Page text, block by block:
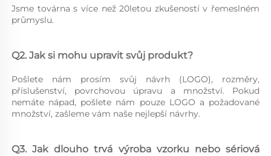
Jsme továrna s více než 20letou zkušeností v řemeslném
průmyslu.
Q2. Jak si mohu upravit svůj produkt?
Pošlete nám prosím svůj návrh (LOGO), rozměry,
příslušenství, povrchovou úpravu a množství. Pokud
nemáte nápad, pošlete nám pouze LOGO a požadované
množství, zašleme vám naše nejlepší návrhy.
Q3. Jak dlouho trvá výroba vzorku nebo sériová